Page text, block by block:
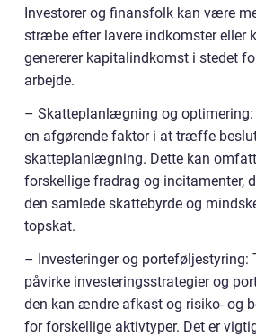
Investorer og finansfolk kan være
stræbe efter lavere indkomster eller
genererer kapitalindkomst i stedet
arbejde.
– Skatteplanlægning og
en afgørende faktor i at træffe
skatteplanlægning. Dette kan
forskellige fradrag og incitamenter,
den samlede skattebyrde og
topskat.
– Investeringer og porteføljestyring:
påvirke investeringsstrategier og
den kan ændre afkast og risiko- og
for forskellige aktivtyper. Det er